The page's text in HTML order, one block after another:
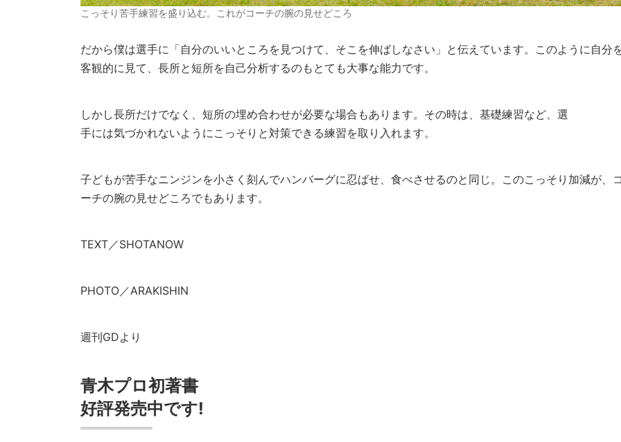
こっそり苦手練習を盛り込む。これがコーチの腕の見せどころ
だから僕は選手に「自分のいいところを見つけて、そこを伸ばしなさい」と伝えています。このように自分
客観的に見て、長所と短所を自己分析するのもとても大事な能力です。
しかし長所だけでなく、短所の埋め合わせが必要な場合もあります。その時は、基礎練習など、選
手には気づかれないようにこっそりと対策できる練習を取り入れます。
子どもが苦手なニンジンを小さく刻んでハンバーグに忍ばせ、食べさせるのと同じ。このこっそり加減が、
ーチの腕の見せどころでもあります。
TEXT／SHOTANOW
PHOTO／ARAKISHIN
週刊GDより
青木プロ初著書
好評発売中です!